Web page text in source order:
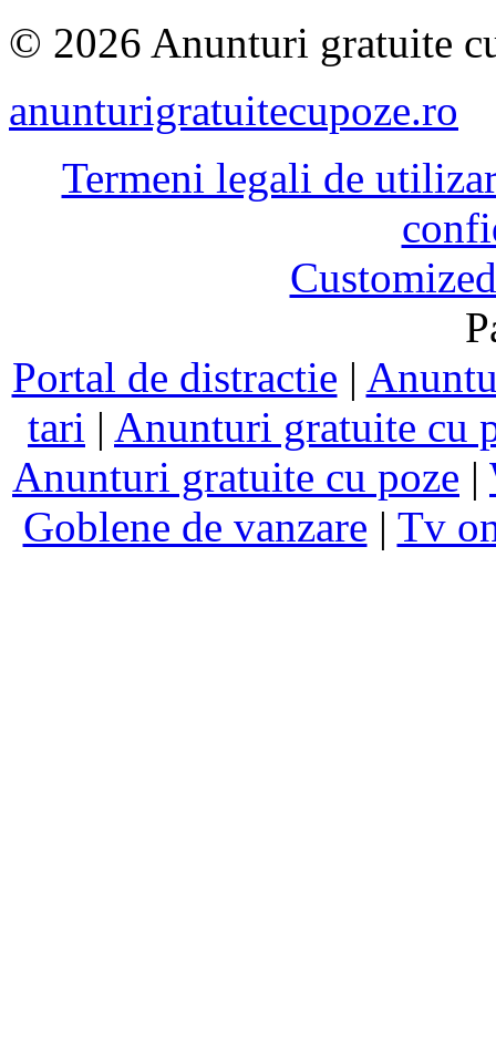
© 2026 Anunturi gratuite
anunturigratuitecupoze.ro
Termeni legali de
Portal de distractie |
tari | Anunturi gratuite cu
Anunturi gratuite cu poze |
Goblene de vanzare | Tv